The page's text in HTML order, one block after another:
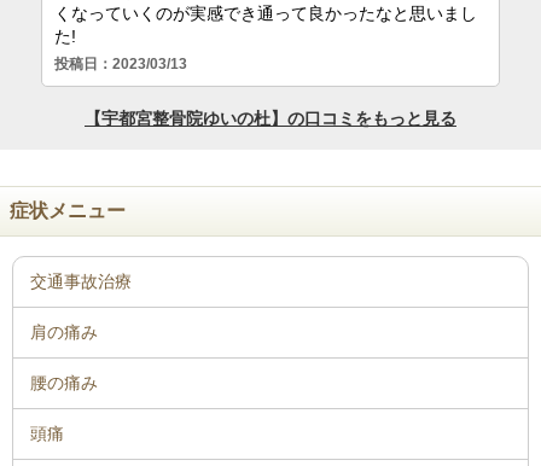
症状メニュー